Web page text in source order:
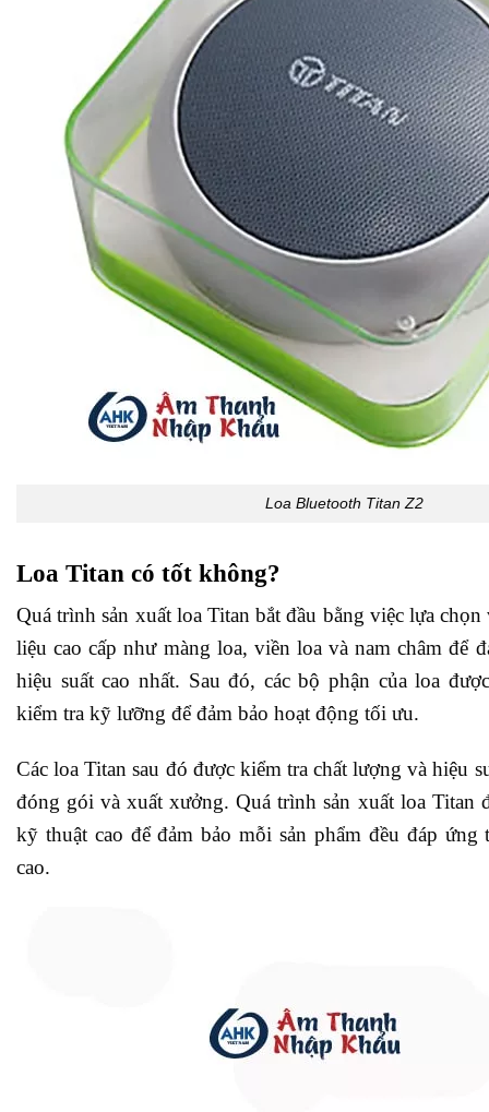
Loa Bluetooth Titan Z2
Loa Titan có tốt không?
Quá trình sản xuất loa Titan bắt đầu bằng việc lựa
liệu cao cấp như màng loa, viền loa và nam châm để
hiệu suất cao nhất. Sau đó, các bộ phận của loa
kiểm tra kỹ lưỡng để đảm bảo hoạt động tối ưu.
Các loa Titan sau đó được kiểm tra chất lượng và hiệu
đóng gói và xuất xưởng. Quá trình sản xuất loa Titan
kỹ thuật cao để đảm bảo mỗi sản phẩm đều đáp ứng
cao.